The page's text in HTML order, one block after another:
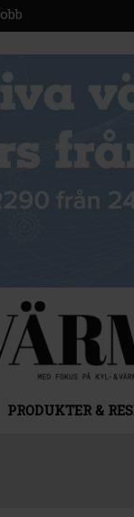
PRODUKTER &